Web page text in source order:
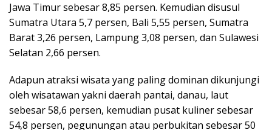
Jawa Timur sebesar 8,85 persen. Kemudian disusul
Sumatra Utara 5,7 persen, Bali 5,55 persen, Sumatra
Barat 3,26 persen, Lampung 3,08 persen, dan Sulawesi
Selatan 2,66 persen.
Adapun atraksi wisata yang paling dominan dikunjungi
oleh wisatawan yakni daerah pantai, danau, laut
sebesar 58,6 persen, kemudian pusat kuliner sebesar
54,8 persen, pegunungan atau perbukitan sebesar 50